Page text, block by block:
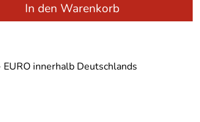
In den Warenkorb
innerhalb Deutschlands